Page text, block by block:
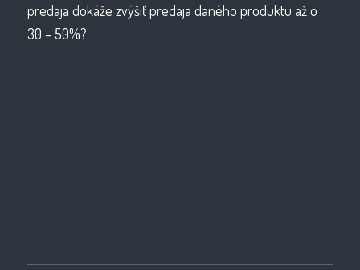
predaja dokáže zvýšiť predaja daného produktu až o
30 – 50%?